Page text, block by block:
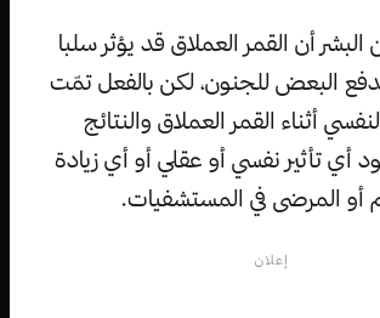
البشر أن القمر العملاق قد يؤثر سلبا
البعض للجنون، لكن بالفعل تمّت
أثناء القمر العملاق والنتائج
أي تأثير نفسي أو عقلي أو أي زيادة
أو المرضى في المستشفيات.
إعلان